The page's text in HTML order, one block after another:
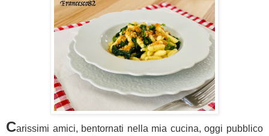
Carissimi amici, bentornati nella mia cucina, oggi pubblico